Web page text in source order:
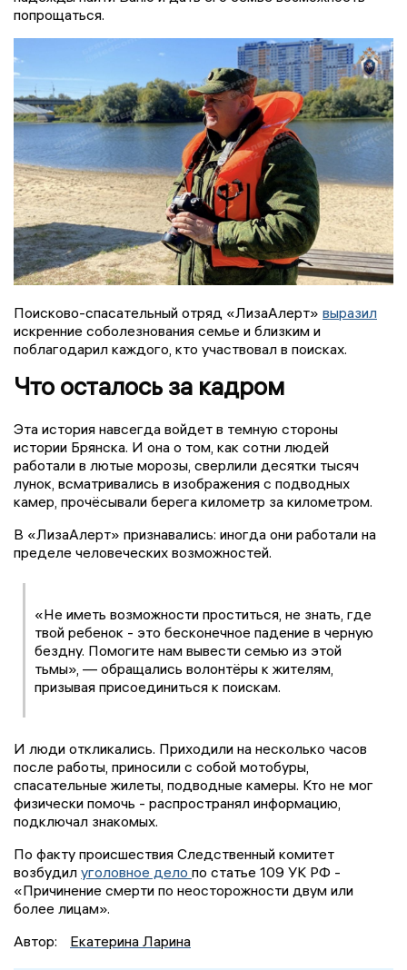
попрощаться.
Поисково-спасательный отряд «ЛизаАлерт» выразил
искренние соболезнования семье и близким и
поблагодарил каждого, кто участвовал в поисках.
Что осталось за кадром
Эта история навсегда войдет в темную стороны
истории Брянска. И она о том, как сотни людей
работали в лютые морозы, сверлили десятки тысяч
лунок, всматривались в изображения с подводных
камер, прочёсывали берега километр за километром.
В «ЛизаАлерт» признавались: иногда они работали на
пределе человеческих возможностей.
«Не иметь возможности проститься, не знать, где
твой ребенок - это бесконечное падение в черную
бездну. Помогите нам вывести семью из этой
тьмы», — обращались волонтёры к жителям,
призывая присоединиться к поискам.
И люди откликались. Приходили на несколько часов
после работы, приносили с собой мотобуры,
спасательные жилеты, подводные камеры. Кто не мог
физически помочь - распространял информацию,
подключал знакомых.
По факту происшествия Следственный комитет
возбудил уголовное дело по статье 109 УК РФ -
«Причинение смерти по неосторожности двум или
более лицам».
Автор:
Екатерина Ларина